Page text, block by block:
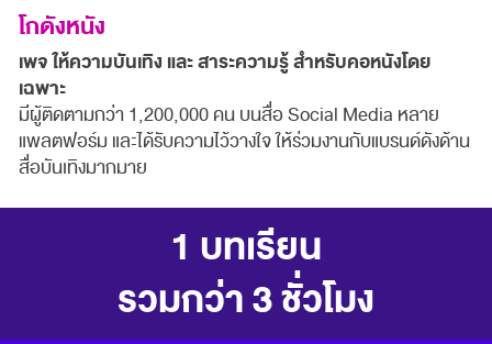
โกดังหนัง
เพจ ให้ความบันเทิง และ สาระความรู้ สำหรับคอหนังโดย
เฉพาะ
มีผู้ติดตามกว่า 1,200,000 คน บนสื่อ Social Media หลาย
แพลตฟอร์ม และได้รับความไว้วางใจ ให้ร่วมงานกับแบรนด์ดังด้าน
สื่อบันเทิงมากมาย
1 บทเรียน
รวมกว่า 3 ชั่วโมง